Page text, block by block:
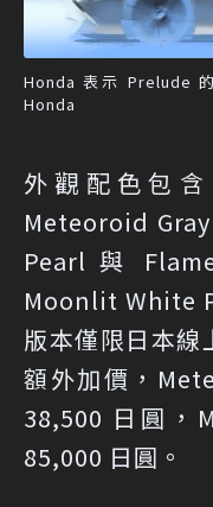
Honda 表示 Prelude
Honda
外觀配色包含
Meteoroid
Pearl 與
Moonlit White
版本僅限日本線
額外加價，
38,500 日圓，
85,000 日圓。